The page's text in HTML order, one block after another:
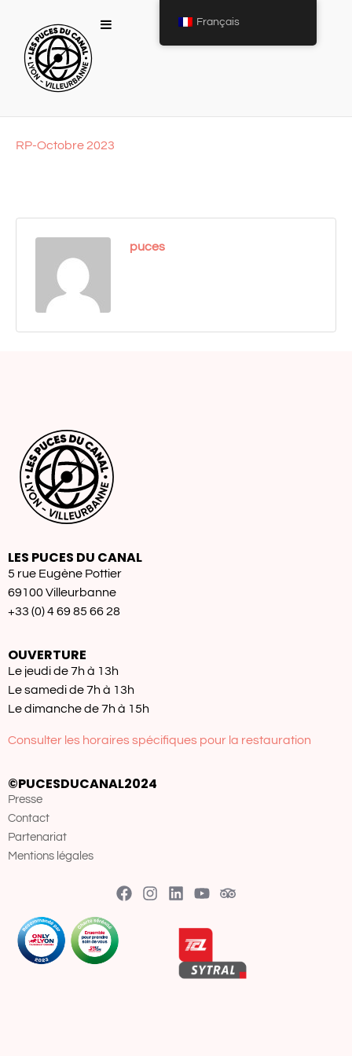
RP-Octobre 2023
puces
LES PUCES DU CANAL
5 rue Eugène Pottier
69100 Villeurbanne
+33 (0) 4 69 85 66 28
OUVERTURE
Le jeudi de 7h à 13h
Le samedi de 7h à 13h
Le dimanche de 7h à 15h
Consulter les horaires spécifiques pour la restauration
©PUCESDUCANAL2024
Presse
Contact
Partenariat
Mentions légales
Français